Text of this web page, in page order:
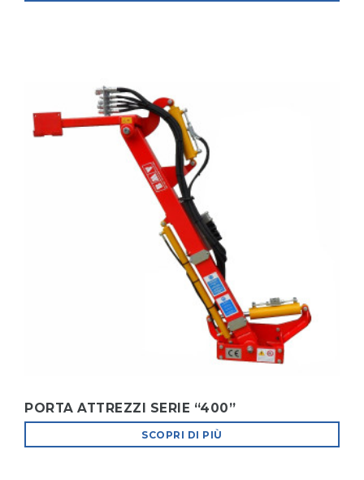
PORTA ATTREZZI SERIE “400”
SCOPRI DI PIÙ